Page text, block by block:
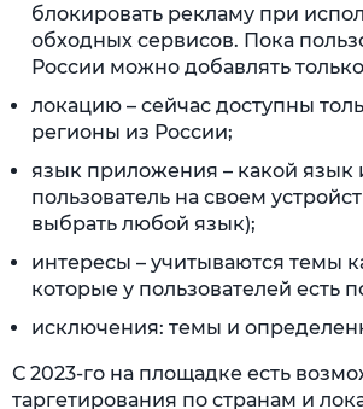
блокировать рекламу при
обходных сервисов. Пока
России можно добавлять
локацию – сейчас доступны
регионы из России;
язык приложения – какой язык
пользователь на своем
выбрать любой язык);
интересы – учитываются темы
которые у пользователей есть
исключения: темы и
С 2023-го на площадке есть
таргетирования по странам и